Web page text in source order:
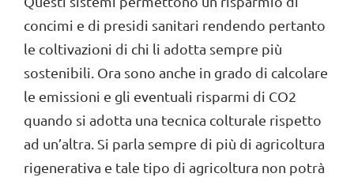
concimi e di presidi sanitari rendendo pertanto
le coltivazioni di chi li adotta sempre più
sostenibili. Ora sono anche in grado di calcolare
le emissioni e gli eventuali risparmi di CO2
quando si adotta una tecnica colturale rispetto
ad un’altra. Si parla sempre di più di agricoltura
rigenerativa e tale tipo di agricoltura non potrà